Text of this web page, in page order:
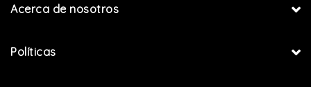
Acerca de nosotros
Políticas